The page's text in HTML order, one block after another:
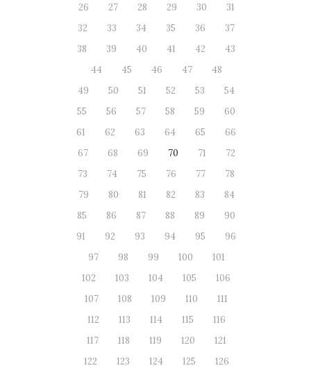
26 27 28 29 30
31
32
33 34 35 36
37
38
39 40 41 42
43
44
45 46 47
48
49
50 51 52 53
54
55
56 57 58 59
60
61
62 63 64 65
66
67
68 69 70 71
72
73
74 75 76 77
78
79
80 81 82 83
84
85
86 87 88 89
90
91
92 93 94 95
96
97
98 99 100
101
102
103 104 105
106
107
108 109 110
111
112
113 114 115
116
117
118 119 120
121
122
123 124 125
126